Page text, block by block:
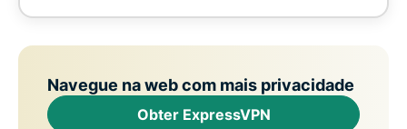
Navegue na web com mais privacidade
Obter ExpressVPN